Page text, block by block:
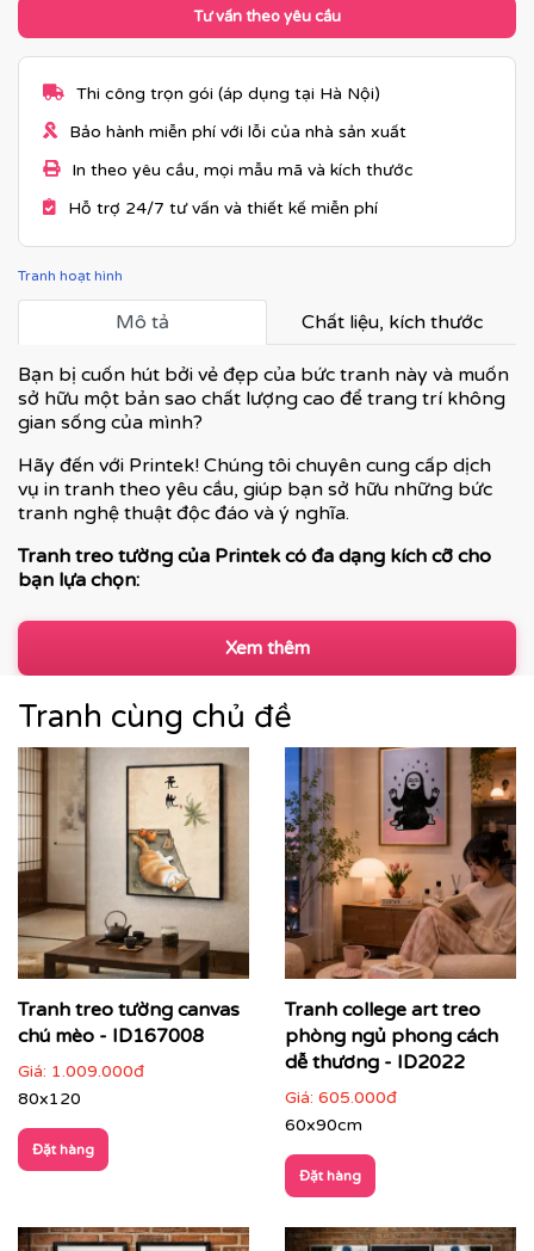
Tư vấn theo yêu cầu
Thi công trọn gói (áp dụng tại Hà Nội)
Bảo hành miễn phí với lỗi của nhà sản xuất
In theo yêu cầu, mọi mẫu mã và kích thước
Hỗ trợ 24/7 tư vấn và thiết kế miễn phí
Tranh hoạt hình
Mô tả Chất liệu, kích thước
Bạn bị cuốn hút bởi vẻ đẹp của bức tranh này và muốn
sở hữu một bản sao chất lượng cao để trang trí không
gian sống của mình?
Hãy đến với Printek! Chúng tôi chuyên cung cấp dịch
vụ in tranh theo yêu cầu, giúp bạn sở hữu những bức
tranh nghệ thuật độc đáo và ý nghĩa.
Tranh treo tường của Printek có đa dạng kích cỡ cho
bạn lựa chọn:
Xem thêm
Tranh cùng chủ đề
Tranh treo tường canvas
chú mèo - ID167008
Giá: 1.009.000đ
80x120
Đặt hàng
Tranh college art treo
phòng ngủ phong cách
dễ thương - ID2022
Giá: 605.000đ
60x90cm
Đặt hàng